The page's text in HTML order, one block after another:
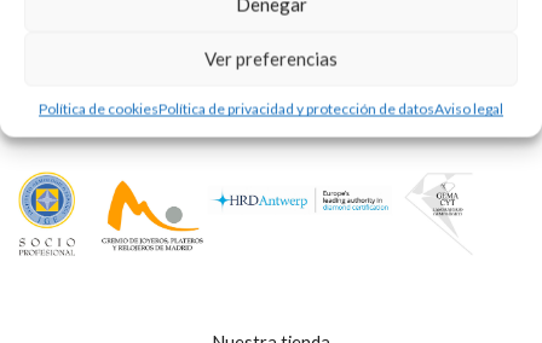
Ver preferencias
Política de cookiesPolítica de privacidad y protección de datosAviso legal
características y precio pueden variar de una pieza a otra. Para